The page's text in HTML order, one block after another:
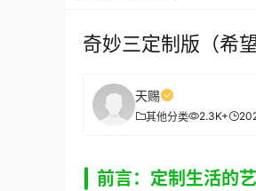
奇妙三定制版（希
天赐
其他分类 2.3K+
前言：定制生活的